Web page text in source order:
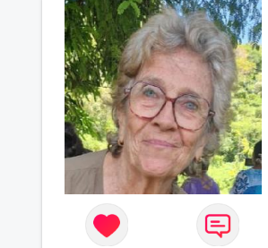
AILLEURS. ETRE A L ECOUTE
DE L AUTRE, ET LA VIE SERA
PLUS BELLE
ENCORE.....................